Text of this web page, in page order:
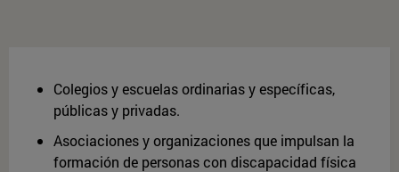
Colegios y escuelas ordinarias y específicas,
públicas y privadas.
Asociaciones y organizaciones que impulsan la
formación de personas con discapacidad física